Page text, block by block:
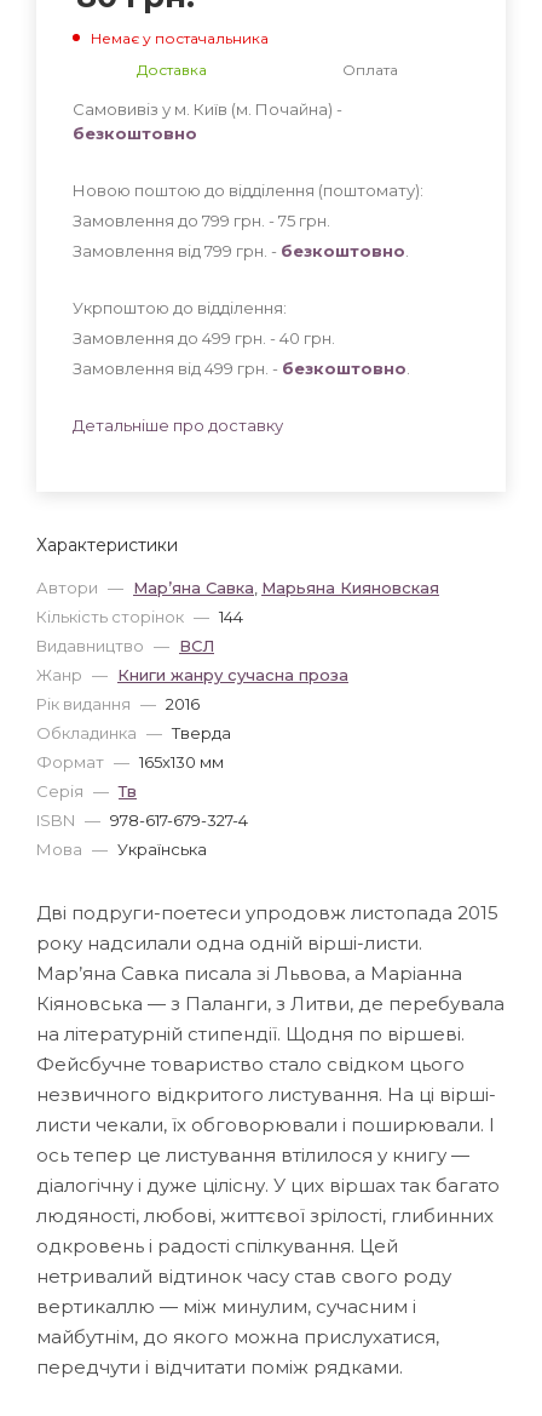
Характеристики
Автори — Мар’яна Савка Марьяна Кияновская
Кількість сторінок — 144
Видавництво — ВСЛ
Жанр — Книги жанру сучасна проза
Рік видання — 2016
Обкладинка — Тверда
Формат — 165x130 мм
Серія — Тв
ISBN — 978-617-679-327-4
Мова — Українська
Немає у постачальника
Доставка
Оплата
Самовивіз у м. Київ (м. Почайна) -
безкоштовно
Новою поштою до відділення (поштомату):
Замовлення до 799 грн. - 75 грн
Замовлення від 799 грн. - безкоштовно
Укрпоштою до відділення:
Замовлення до 499 грн. - 40 грн
Замовлення від 499 грн. - безкоштовно
Детальніше про доставку
Дві подруги-поетеси упродовж листопада 2015
року надсилали одна одній вірші-листи.
Мар’яна Савка писала зі Львова, а Маріанна
Кіяновська — з Паланги, з Литви, де перебувала
на літературній стипендії. Щодня по віршеві.
Фейсбучне товариство стало свідком цього
незвичного відкритого листування. На ці вірші-
листи чекали, їх обговорювали і поширювали. І
ось тепер це листування втілилося у книгу —
діалогічну і дуже цілісну. У цих віршах так багато
людяності, любові, життєвої зрілості, глибинних
одкровень і радості спілкування. Цей
нетривалий відтинок часу став свого роду
вертикаллю — між минулим, сучасним і
майбутнім, до якого можна прислухатися,
передчути і відчитати поміж рядками.